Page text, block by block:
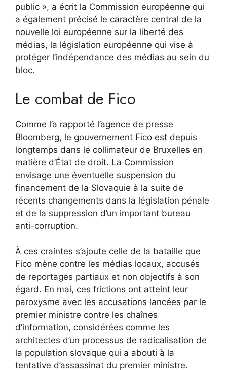
public », a écrit la Commission européenne qui
a également précisé le caractère central de la
nouvelle loi européenne sur la liberté des
médias, la législation européenne qui vise à
protéger l’indépendance des médias au sein du
bloc.
Le combat de Fico
Comme l’a rapporté l’agence de presse
Bloomberg, le gouvernement Fico est depuis
longtemps dans le collimateur de Bruxelles en
matière d’État de droit. La Commission
envisage une éventuelle suspension du
financement de la Slovaquie à la suite de
récents changements dans la législation pénale
et de la suppression d’un important bureau
anti-corruption.
À ces craintes s’ajoute celle de la bataille que
Fico mène contre les médias locaux, accusés
de reportages partiaux et non objectifs à son
égard. En mai, ces frictions ont atteint leur
paroxysme avec les accusations lancées par le
premier ministre contre les chaînes
d’information, considérées comme les
architectes d’un processus de radicalisation de
la population slovaque qui a abouti à la
tentative d’assassinat du premier ministre.